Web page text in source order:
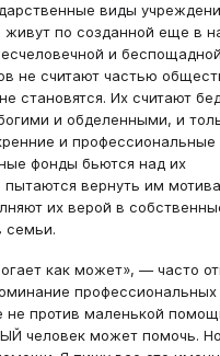
виды
живут по созданной еще в
и
не считают частью
становятся. Их считают
и обделенными, и
и профессиональные
фонды бьются над их
пытаются вернуть им
их верой в
семьи.
как может», — часто
профессиональных
не против маленькой
человек может помочь.